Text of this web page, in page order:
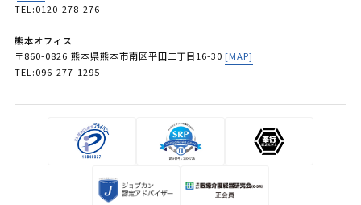
TEL:0120-278-276
熊本オフィス
〒860-0826 熊本県熊本市南区平田二丁目16-30 [MAP]
TEL:096-277-1295